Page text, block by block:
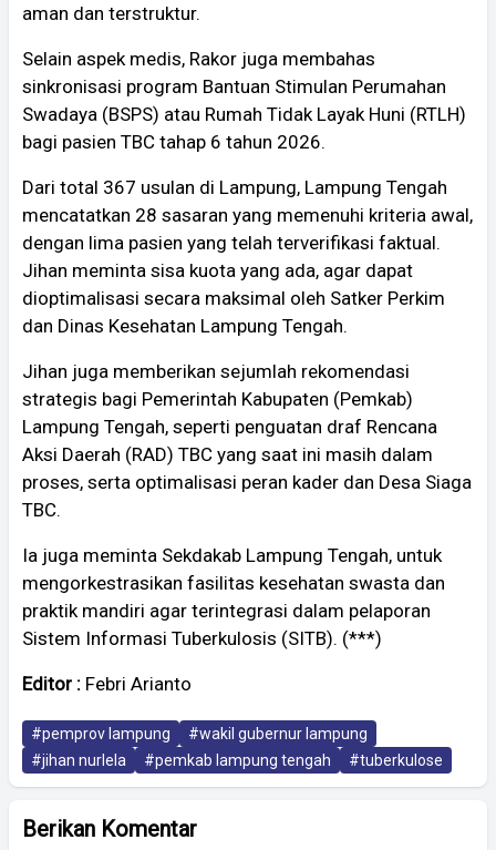
aman dan terstruktur.
​Selain aspek medis, Rakor juga membahas
sinkronisasi program Bantuan Stimulan Perumahan
Swadaya (BSPS) atau Rumah Tidak Layak Huni (RTLH)
bagi pasien TBC tahap 6 tahun 2026.
Dari total 367 usulan di Lampung, Lampung Tengah
mencatatkan 28 sasaran yang memenuhi kriteria awal,
dengan lima pasien yang telah terverifikasi faktual.
Jihan meminta sisa kuota yang ada, agar dapat
dioptimalisasi secara maksimal oleh Satker Perkim
dan Dinas Kesehatan Lampung Tengah.
​Jihan juga memberikan sejumlah rekomendasi
strategis bagi Pemerintah Kabupaten (Pemkab)
Lampung Tengah, seperti penguatan draf Rencana
Aksi Daerah (RAD) TBC yang saat ini masih dalam
proses, serta optimalisasi peran kader dan Desa Siaga
TBC.
Ia juga meminta Sekdakab Lampung Tengah, untuk
mengorkestrasikan fasilitas kesehatan swasta dan
praktik mandiri agar terintegrasi dalam pelaporan
Sistem Informasi Tuberkulosis (SITB). (***)
Editor : Febri Arianto
#pemprov lampung
#wakil gubernur lampung
#jihan nurlela
#pemkab lampung tengah #tuberkulose
Berikan Komentar